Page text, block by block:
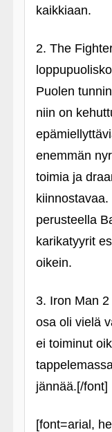
kaikkiaan.
2. The
Puolen
niin on
enemmän
toimia ja
perusteella
karikatyyrit
oikein.
3. Iron Man
osa oli vielä
ei toiminut
jännää.[/font]
[font=arial,